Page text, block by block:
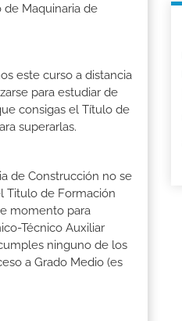
Maquinaria de
este curso a distancia
para estudiar de
consigas el Título de
superarlas.
de Construcción no se
Titulo de Formación
momento para
Técnico Auxiliar
ninguno de los
a Grado Medio (es